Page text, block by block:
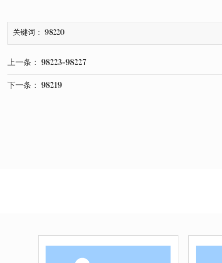
关键词： 98220
上一条： 98223-98227
下一条： 98219